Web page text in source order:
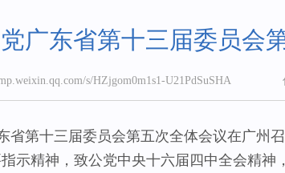
广东省第十三届委员会
s/HZjgom0m1s1-U21PdSuSHA
第十三届委员会第五次全体会议在广州
示精神，致公党中央十六届四中全会精